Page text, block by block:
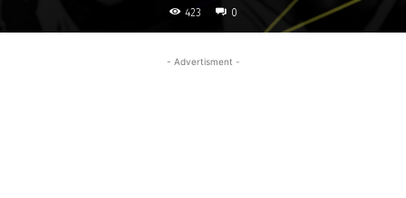
423 0
- Advertisment -